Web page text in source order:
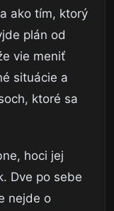
ako tím, ktorý
plán od
vie meniť
situácie a
ktoré sa
hoci jej
Dve po sebe
nejde o